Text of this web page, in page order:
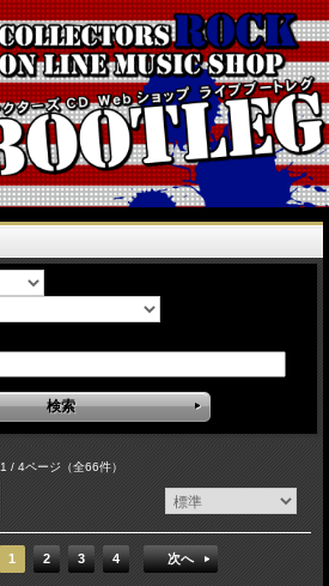
1 / 4ページ（全66件）
1 2 3 4 次へ